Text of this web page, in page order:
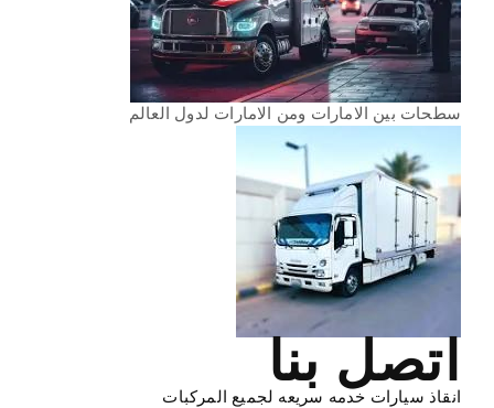
سطحات بين الامارات ومن الامارات لدول العالم
اتصل بنا
انقاذ سيارات خدمه سريعه لجميع المركبات